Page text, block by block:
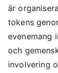
är
tokens
evenemang
och
involvering